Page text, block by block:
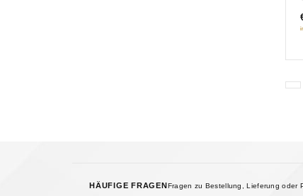
HÄUFIGE FRAGENFragen zu Bestellung, Lieferung oder